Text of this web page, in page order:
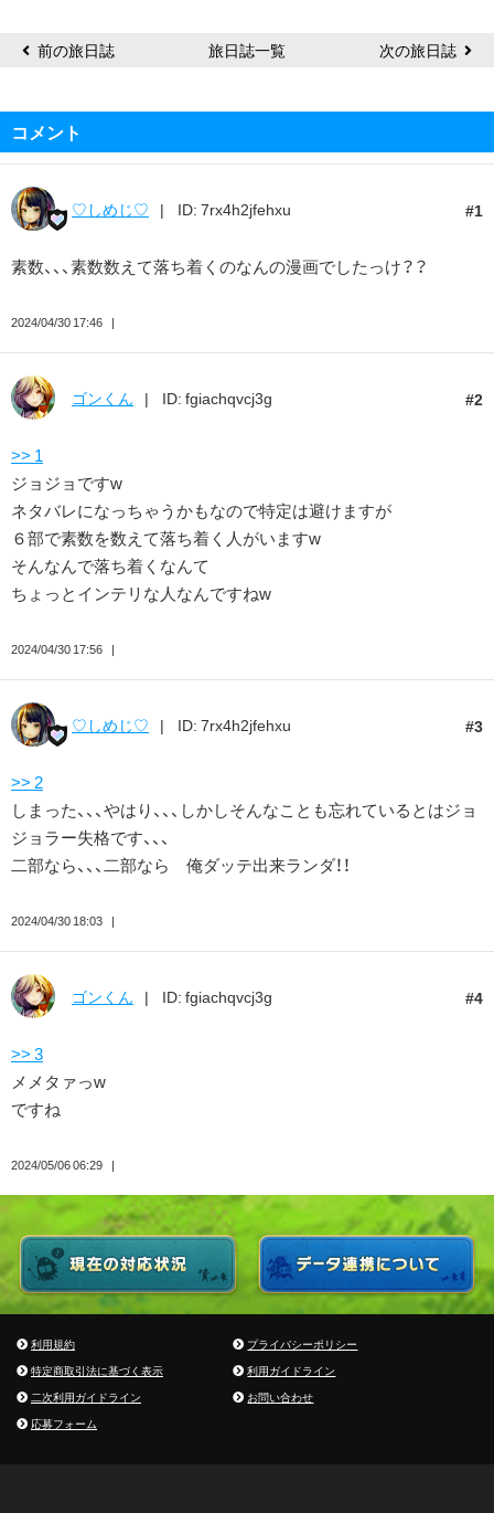
前の旅日誌 旅日誌一覧 次の旅日誌
コメント
1
♡しめじ♡ ID: 7rx4h2jfehxu
素数、、、素数数えて落ち着くのなんの漫画でしたっけ？？
2024/04/30 17:46
2
ゴンくん ID: fgiachqvcj3g
>> 1
ジョジョですw
ネタバレになっちゃうかもなので特定は避けますが
６部で素数を数えて落ち着く人がいますw
そんなんで落ち着くなんて
ちょっとインテリな人なんですねw
2024/04/30 17:56
3
♡しめじ♡ ID: 7rx4h2jfehxu
>> 2
しまった、、、やはり、、、しかしそんなことも忘れているとはジョ
ジョラー失格です、、、
二部なら、、、二部なら 俺ダッテ出来ランダ！！
2024/04/30 18:03
4
ゴンくん ID: fgiachqvcj3g
>> 3
メメタァっw
ですね
2024/05/06 06:29
利用規約
プライバシーポリシー
特定商取引法に基づく表示
利用ガイドライン
二次利用ガイドライン
お問い合わせ
応募フォーム